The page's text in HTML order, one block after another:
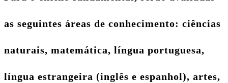
as seguintes áreas de conhecimento: ciências
naturais, matemática, língua portuguesa,
língua estrangeira (inglês e espanhol), artes,